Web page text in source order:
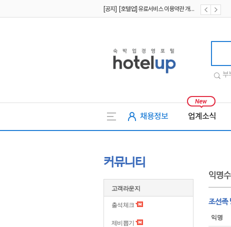
[공지] [호텔업] 유료서비스 이용약관 개정본2 (19.09.02)
부
채용정보 업계소식
커뮤니티
고객라운지
출석체크
제비뽑기
익명
조선족
익명